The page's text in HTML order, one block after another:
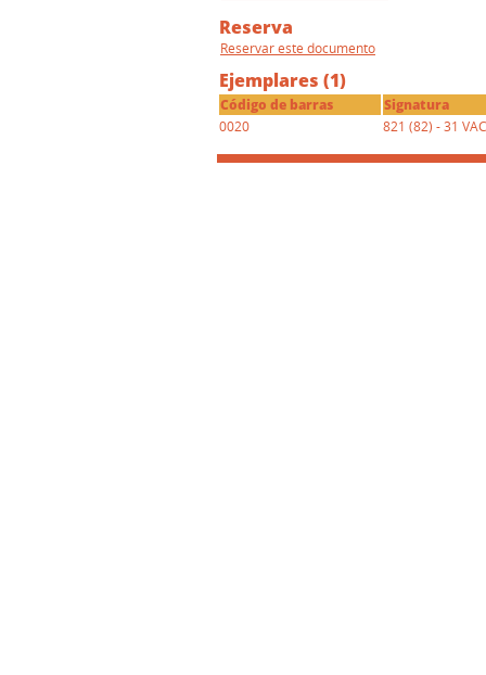
Reserva
Reservar este documento
Ejemplares (1)
Código de barras
Signatura
0020
821 (82) - 31 VAC